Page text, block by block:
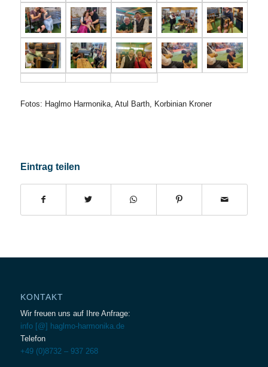
Fotos: Haglmo Harmonika, Atul Barth, Korbinian Kroner
Eintrag teilen
KONTAKT
Wir freuen uns auf Ihre Anfrage:
info [@] haglmo-harmonika.de
Telefon
+49 (0)8732 – 937 268